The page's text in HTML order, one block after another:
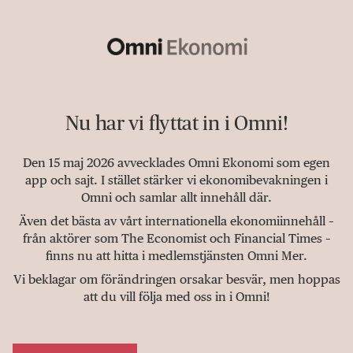
Nu har vi flyttat in i Omni!
Den 15 maj 2026 avvecklades Omni Ekonomi som egen
app och sajt. I stället stärker vi ekonomibevakningen i
Omni och samlar allt innehåll där.
Även det bästa av vårt internationella ekonomiinnehåll –
från aktörer som The Economist och Financial Times –
finns nu att hitta i medlemstjänsten Omni Mer.
Vi beklagar om förändringen orsakar besvär, men hoppas
att du vill följa med oss in i Omni!